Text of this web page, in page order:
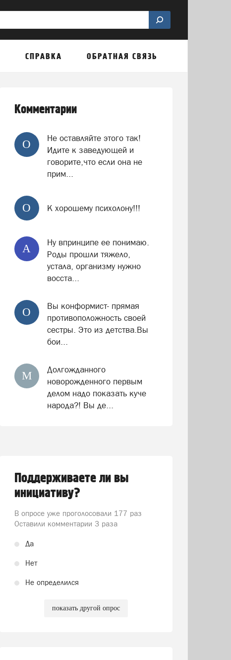
СПРАВКА ОБРАТНАЯ СВЯЗЬ
Комментарии
О
Не оставляйте этого так!
Идите к заведующей и
говорите,что если она не
прим...
О К хорошему психолону!!!
А
Ну впринципе ее понимаю.
Роды прошли тяжело,
устала, организму нужно
восста...
О
Вы конформист- прямая
противоположность своей
сестры. Это из детства.Вы
бои...
М
Долгожданного
новорожденного первым
делом надо показать куче
народа?! Вы де...
Поддерживаете ли вы
инициативу?
В опросе уже проголосовали 177 раз
Оставили комментарии 3 раза
Да
Нет
Не определился
показать другой опрос